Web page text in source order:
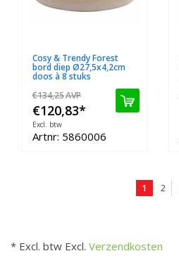
Cosy & Trendy Forest
bord diep Ø27,5x4,2cm
doos à 8 stuks
€134,25AVP
€120,83*
Excl. btw
Artnr: 5860006
1 2
* Excl. btw Excl. Verzendkosten